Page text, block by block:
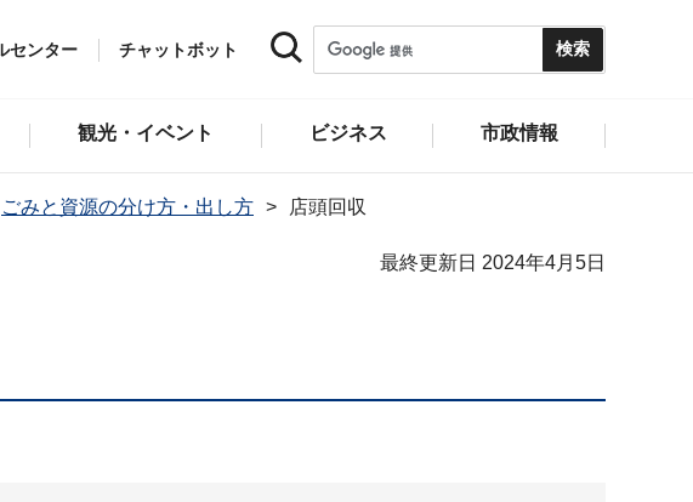
センター チャットボット
観光・イベント ビジネス 市政情報
ごみと資源の分け方・出し方 店頭回収
最終更新日 2024年4月5日